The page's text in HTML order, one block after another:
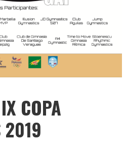
COPA
2019